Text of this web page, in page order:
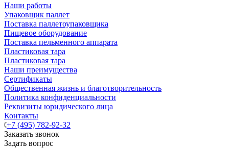
Наши работы
Упаковщик паллет
Поставка паллетоупаковщика
Пищевое оборудование
Поставка пельменного аппарата
Пластиковая тара
Пластиковая тара
Наши преимущества
Сертификаты
Общественная жизнь и благотворительность
Политика конфиденциальности
Реквизиты юридического лица
Контакты
+7 (495) 782-92-32
Заказать звонок
Задать вопрос